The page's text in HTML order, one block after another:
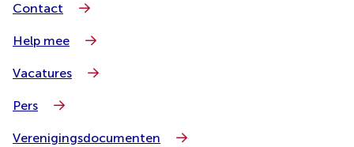
Contact
Help mee
Vacatures
Pers
Verenigingsdocumenten